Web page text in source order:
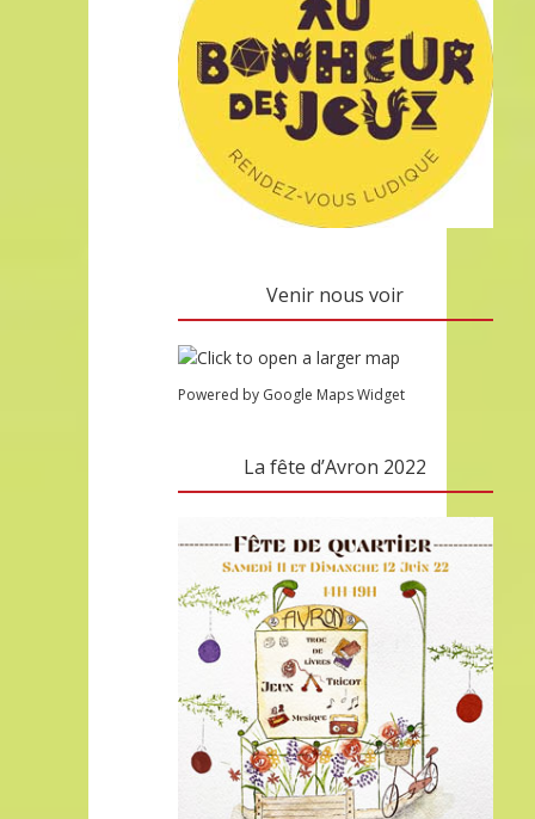
Venir nous voir
Powered by Google Maps Widget
La fête d’Avron 2022